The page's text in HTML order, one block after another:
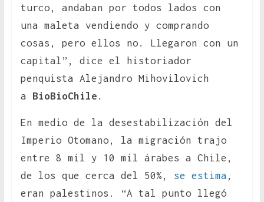
turco, andaban por todos lados con
una maleta vendiendo y comprando
cosas, pero ellos no. Llegaron con un
capital”, dice el historiador
penquista Alejandro Mihovilovich
a BioBioChile .
En medio de la desestabilización del
Imperio Otomano, la migración trajo
entre 8 mil y 10 mil árabes a Chile,
de los que cerca del 50%, se estima ,
eran palestinos. “A tal punto llegó